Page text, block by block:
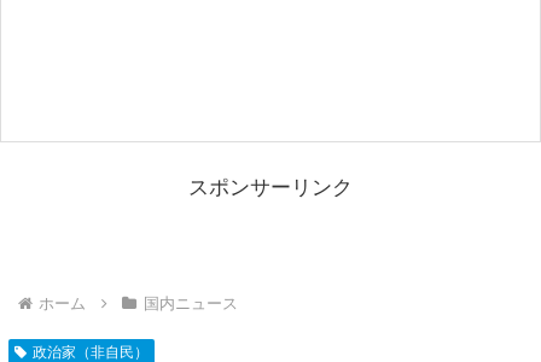
スポンサーリンク
ホーム 国内ニュース
政治家（非自民）